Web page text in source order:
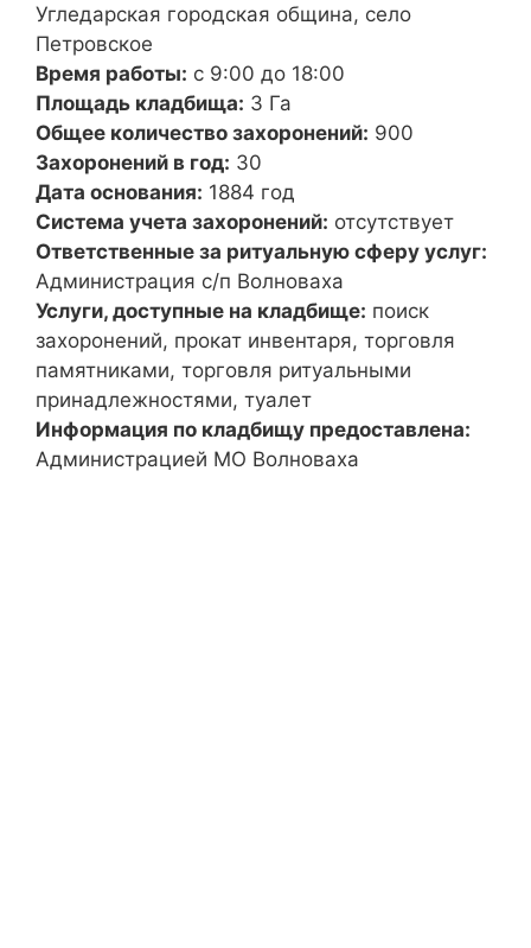
Угледарская городская община, село
Петровское
Время работы: с 9:00 до 18:00
Площадь кладбища: 3 Га
Общее количество захоронений: 900
Захоронений в год: 30
Дата основания: 1884 год
Система учета захоронений: отсутствует
Ответственные за ритуальную сферу услуг:
Администрация с/п Волноваха
Услуги, доступные на кладбище: поиск
захоронений, прокат инвентаря, торговля
памятниками, торговля ритуальными
принадлежностями, туалет
Информация по кладбищу предоставлена:
Администрацией МО Волноваха